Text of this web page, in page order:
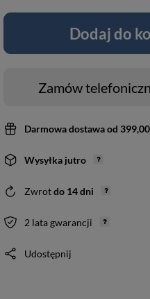
Dodaj do
Zamów
Darmowa dostawaod
Wysyłka jutro
Zwrotdo 14dni
2 lata gwarancji
Udostępnij